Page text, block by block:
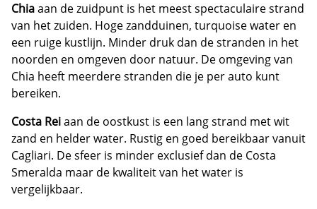
Chiaaan de zuidpunt is het meest spectaculaire strand
van het zuiden. Hoge zandduinen, turquoise water en
een ruige kustlijn. Minder druk dan de stranden in het
noorden en omgeven door natuur. De omgeving van
Chia heeft meerdere stranden die je per auto kunt
bereiken.
Costa Reiaan de oostkust is een lang strand met wit
zand en helder water. Rustig en goed bereikbaar vanuit
Cagliari. De sfeer is minder exclusief dan de Costa
Smeralda maar de kwaliteit van het water is
vergelijkbaar.